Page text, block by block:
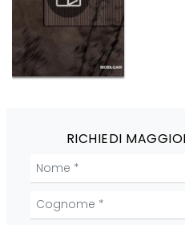
RICHIEDI